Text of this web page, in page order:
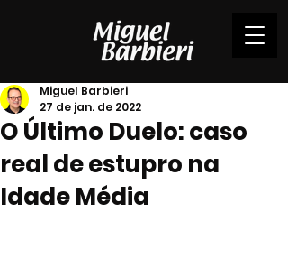
O Último Duelo: caso
real de estupro na
Idade Média
Miguel Barbieri
27 de jan. de 2022